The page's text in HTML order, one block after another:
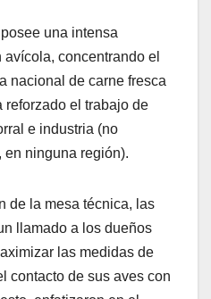
una intensa
concentrando el
nacional de carne fresca
reforzado el trabajo de
e industria (no
en ninguna región).
de la mesa técnica, las
llamado a los dueños
las medidas de
contacto de sus aves con